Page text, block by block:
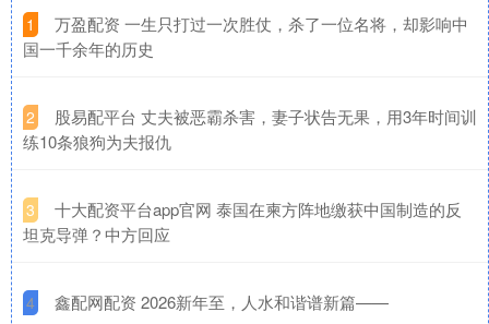
1
​万盈配资 一生只打过一次胜仗，杀了一位名将，却影响中
国一千余年的历史
2
​股易配平台 丈夫被恶霸杀害，妻子状告无果，用3年时间训
练10条狼狗为夫报仇
3
​十大配资平台app官网 泰国在柬方阵地缴获中国制造的反
坦克导弹？中方回应
4 ​鑫配网配资 2026新年至，人水和谐谱新篇——